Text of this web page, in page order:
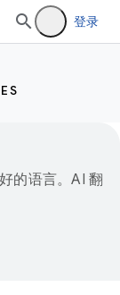
登录
的语言。AI 翻